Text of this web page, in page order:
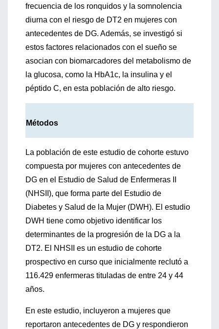
frecuencia de los ronquidos y la somnolencia
diurna con el riesgo de DT2 en mujeres con
antecedentes de DG. Además, se investigó si
estos factores relacionados con el sueño se
asocian con biomarcadores del metabolismo de
la glucosa, como la HbA1c, la insulina y el
péptido C, en esta población de alto riesgo.
Métodos
La población de este estudio de cohorte estuvo
compuesta por mujeres con antecedentes de
DG en el Estudio de Salud de Enfermeras II
(NHSII), que forma parte del Estudio de
Diabetes y Salud de la Mujer (DWH). El estudio
DWH tiene como objetivo identificar los
determinantes de la progresión de la DG a la
DT2. El NHSII es un estudio de cohorte
prospectivo en curso que inicialmente reclutó a
116.429 enfermeras tituladas de entre 24 y 44
años.
En este estudio, incluyeron a mujeres que
reportaron antecedentes de DG y respondieron